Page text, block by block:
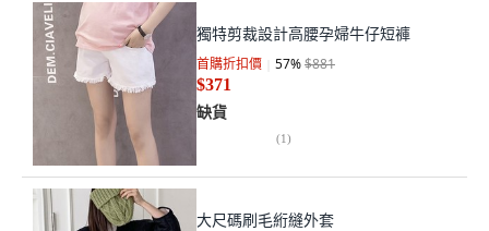
獨特剪裁設計高腰孕婦牛仔短褲
首購折扣價 57%$881
$371
缺貨
(1)
大尺碼刷毛絎縫外套